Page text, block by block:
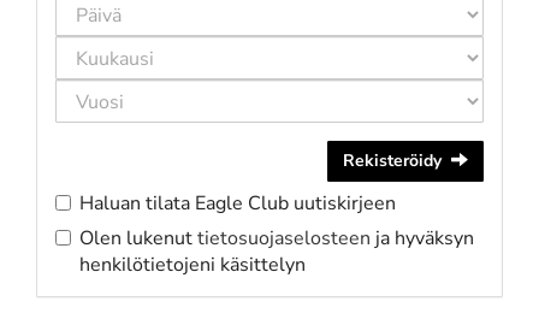
Rekisteröidy
Haluan tilata Eagle Club uutiskirjeen
Olen lukenuttietosuojaselosteen ja hyväksyn
henkilötietojeni käsittelyn